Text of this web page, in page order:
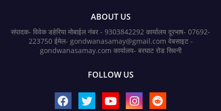
ABOUT US
संपादक- विवेक डहेरिया मोबाईल नंबर - 9303842292 कार्यालय दूरभाष- 07692-
223750 ईमेल- gondwanasamay@gmail.com वेबसाइट -
gondwanasamay.com कार्यालय- बरघाट रोड सिवनी
FOLLOW US